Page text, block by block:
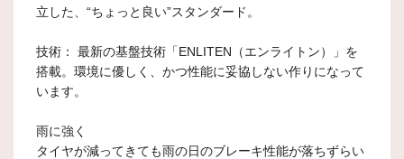
立した、“ちょっと良い”スタンダード。
技術： 最新の基盤技術「ENLITEN（エンライトン）」を
搭載。環境に優しく、かつ性能に妥協しない作りになって
います。
雨に強く
タイヤが減ってきても雨の日のブレーキ性能が落ちずらい